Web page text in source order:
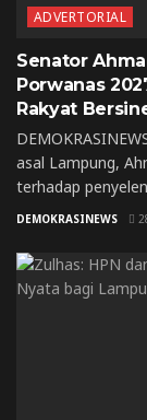
ADVERTORIAL
Senator
Porwanas
Rakyat
asal Lampung,
terhadap
DEMOKRASINEWS